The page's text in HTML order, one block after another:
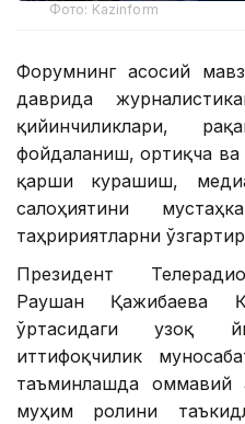
Фото: Kazinform
Форумнинг асосий
даврида
қийинчиликлари,
фойдаланиш, ортиқча
қарши курашиш,
салоҳиятини
таҳририятларни
Президент
Раушан Қажибаева
ўртасидаги узоқ
иттифоқчилик
таъминлашда оммавий
муҳим ролини